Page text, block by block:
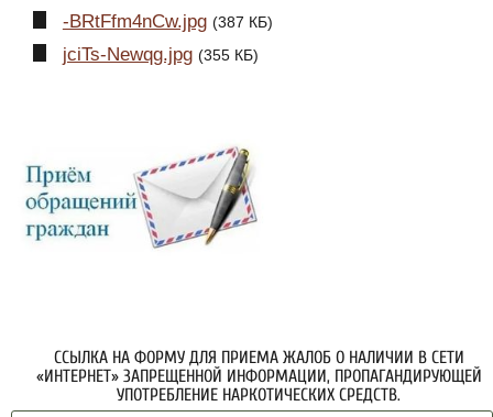
-BRtFfm4nCw.jpg (387 КБ)
jciTs-Newqg.jpg (355 КБ)
ССЫЛКА НА ФОРМУ ДЛЯ ПРИЕМА ЖАЛОБ О НАЛИЧИИ В СЕТИ
«ИНТЕРНЕТ» ЗАПРЕЩЕННОЙ ИНФОРМАЦИИ, ПРОПАГАНДИРУЮЩЕЙ
УПОТРЕБЛЕНИЕ НАРКОТИЧЕСКИХ СРЕДСТВ.